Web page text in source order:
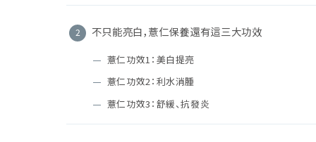
不只能亮白，薏仁保養還有這三大功效
薏仁功效1：美白提亮
薏仁功效2：利水消腫
薏仁功效3：舒緩、抗發炎